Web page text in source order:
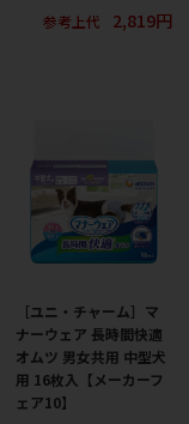
参考上代
2,819円
［ユニ・チャーム］マ
ナーウェア 長時間快適
オムツ 男女共用 中型犬
用 16枚入【メーカーフ
ェア10】